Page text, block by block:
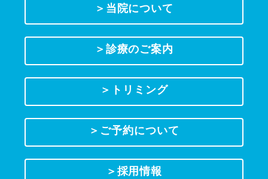
＞当院について
＞診療のご案内
＞トリミング
＞ご予約について
＞採用情報